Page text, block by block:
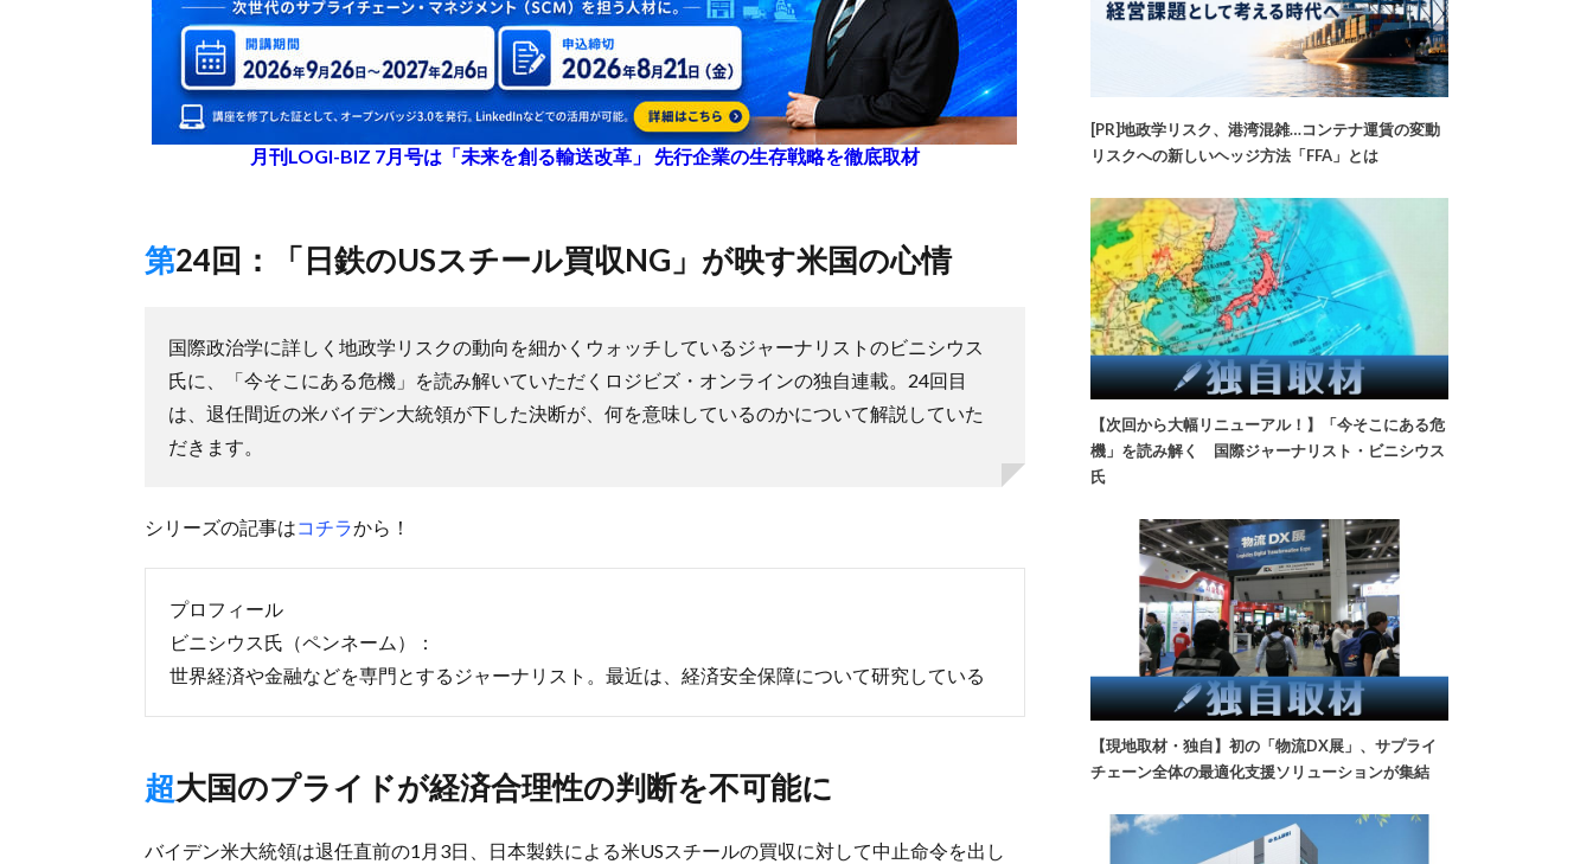
月刊LOGI-BIZ 7月号は「未来を創る輸送改革」 先行企業の生存戦略を徹底取材
第24回：「日鉄のUSスチール買収NG」が映す米国の心情
国際政治学に詳しく地政学リスクの動向を細かくウォッチしているジャーナリストのビニシウス
氏に、「今そこにある危機」を読み解いていただくロジビズ・オンラインの独自連載。24回目
は、退任間近の米バイデン大統領が下した決断が、何を意味しているのかについて解説していた
だきます。
シリーズの記事はコチラから！
プロフィール
ビニシウス氏（ペンネーム）：
世界経済や金融などを専門とするジャーナリスト。最近は、経済安全保障について研究している
超大国のプライドが経済合理性の判断を不可能に
バイデン米大統領は退任直前の1月3日、日本製鉄による米USスチールの買収に対して中止命令を出し
[PR]地政学リスク、港湾混雑…コンテナ運賃の変動
リスクへの新しいヘッジ方法「FFA」とは
【次回から大幅リニューアル！】「今そこにある危
機」を読み解く 国際ジャーナリスト・ビニシウス
氏
【現地取材・独自】初の「物流DX展」、サプライ
チェーン全体の最適化支援ソリューションが集結